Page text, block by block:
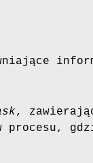
,
procesu,